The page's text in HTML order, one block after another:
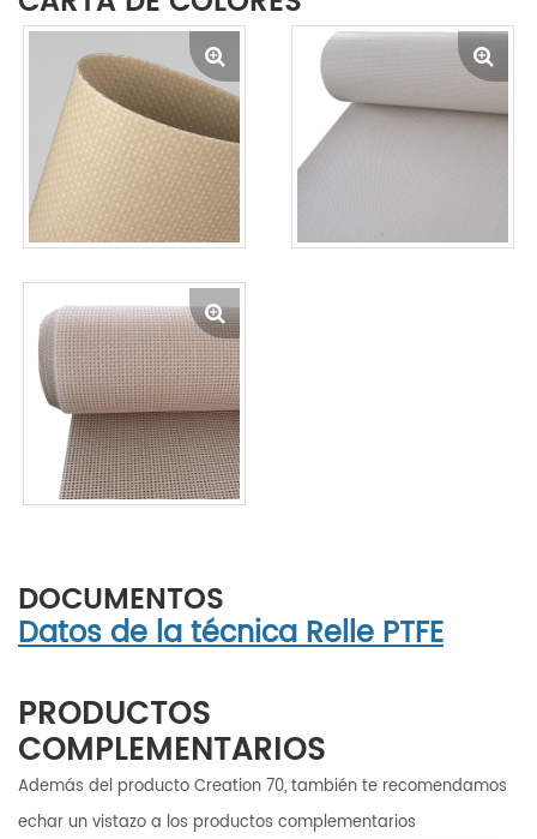
DOCUMENTOS
Datos de la técnica Relle PTFE
PRODUCTOS
COMPLEMENTARIOS
Además del producto Creation 70, también te recomendamos
echar un vistazo a los productos complementarios